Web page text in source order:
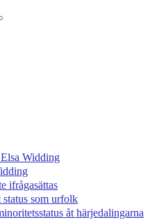
Widding
ifrågasättas
som urfolk
åt härjedalingarna